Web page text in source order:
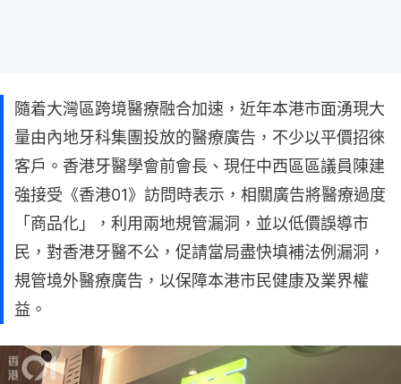
隨着大灣區跨境醫療融合加速，近年本港市面湧現大
量由內地牙科集團投放的醫療廣告，不少以平價招徠
客戶。香港牙醫學會前會長、現任中西區區議員陳建
強接受《香港01》訪問時表示，相關廣告將醫療過度
「商品化」，利用兩地規管漏洞，並以低價誤導市
民，對香港牙醫不公，促請當局盡快填補法例漏洞，
規管境外醫療廣告，以保障本港市民健康及業界權
益。